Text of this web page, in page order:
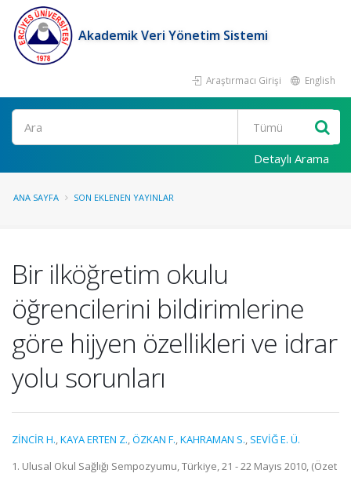
Akademik Veri Yönetim Sistemi
Araştırmacı Girişi English
Ara
Detaylı Arama
ANA SAYFA SON EKLENEN YAYINLAR
Bir ilköğretim okulu
öğrencilerini bildirimlerine
göre hijyen özellikleri ve idrar
yolu sorunları
ZİNCİR H.,KAYA ERTEN Z.,ÖZKAN F.,KAHRAMAN S., SEVİĞ E. Ü.
1. Ulusal Okul Sağlığı Sempozyumu, Türkiye, 21 - 22 Mayıs 2010, (Özet